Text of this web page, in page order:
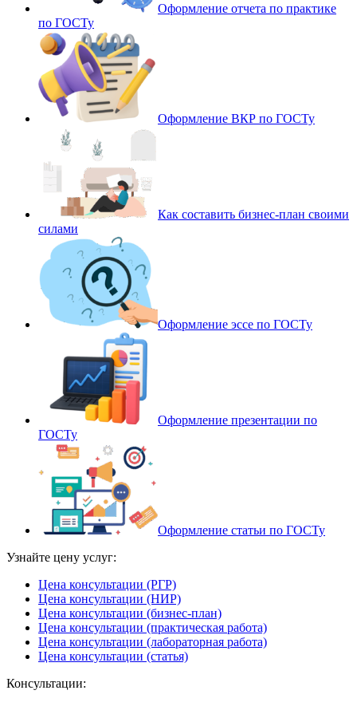
Оформление отчета по практике
по ГОСТу
Оформление ВКР по ГОСТу
Как составить бизнес-план своими
силами
Оформление эссе по ГОСТу
Оформление презентации по
ГОСТу
Оформление статьи по ГОСТу
Узнайте цену услуг:
Цена консультации (РГР)
Цена консультации (НИР)
Цена консультации (бизнес-план)
Цена консультации (практическая работа)
Цена консультации (лабораторная работа)
Цена консультации (статья)
Консультации: